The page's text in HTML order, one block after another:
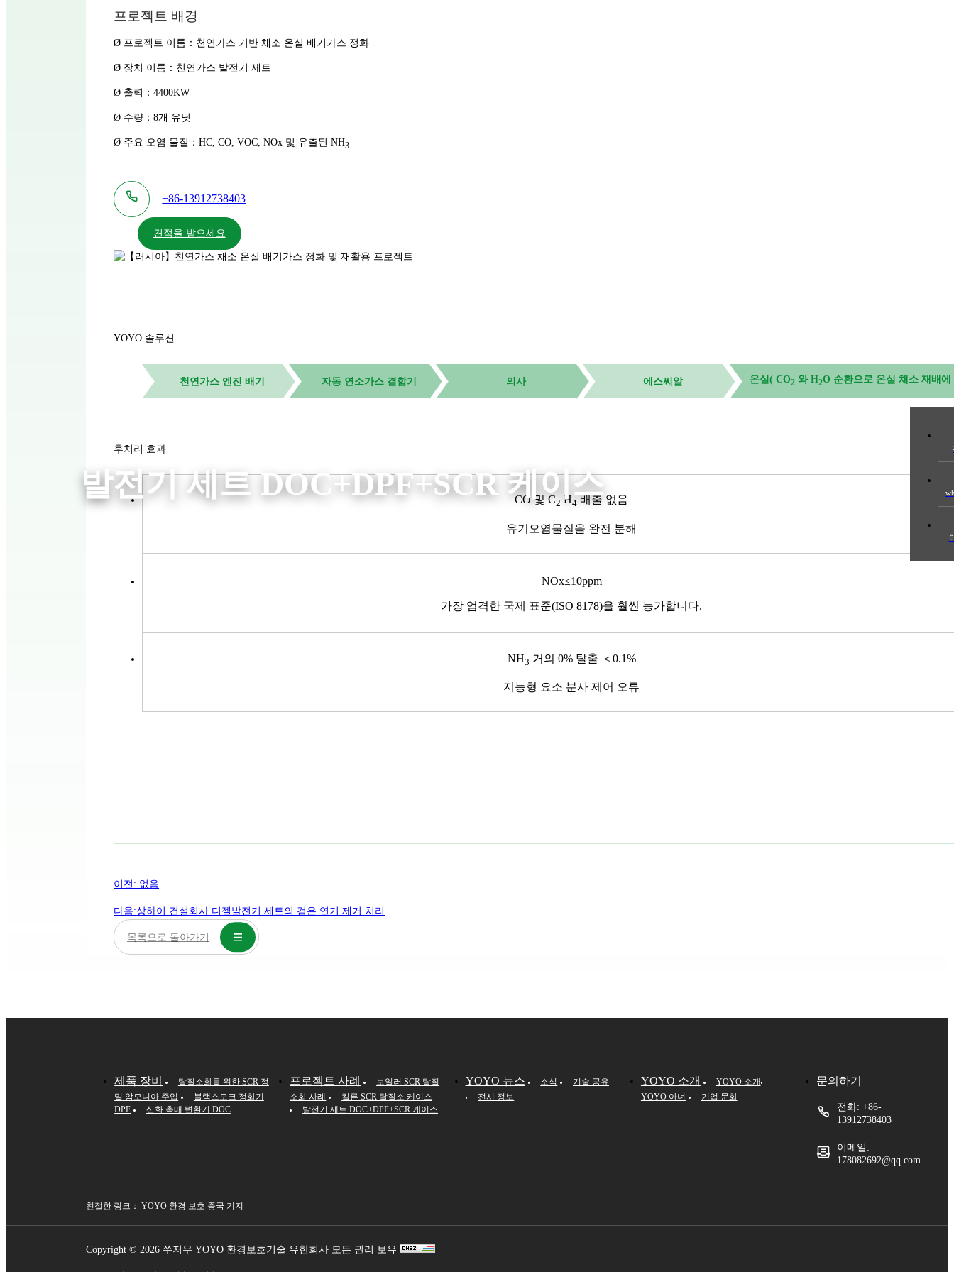
발전기 세트 DOC+DPF+SCR 케이스
프로젝트 배경
Ø 프로젝트 이름：천연가스 기반 채소 온실 배기가스 정화
Ø 장치 이름：천연가스 발전기 세트
Ø 출력：4400KW
Ø 수량：8개 유닛
Ø 주요 오염 물질：HC, CO, VOC, NOx 및 유출된 NH3
+86-13912738403
견적을 받으세요
YOYO 솔루션
천연가스 엔진 배기 자동 연소가스 결합기 의사 에스씨알 온실( CO2와 H2O 순환으로 온실 채소 재배
후처리 효과
CO 및 C2 H4 배출 없음
유기오염물질을 완전 분해
NOx≤10ppm
가장 엄격한 국제 표준(ISO 8178)을 훨씬 능가합니다.
NH3 거의 0% 탈출 ＜0.1%
지능형 요소 분사 제어 오류
이전: 없음
다음:상하이 건설회사 디젤발전기 세트의 검은 연기 제거 처리
목록으로 돌아가기
제품 장비
탈질소화를 위한 SCR 정
밀 암모니아 주입
블랙스모크 정화기
DPF
산화 촉매 변환기 DOC
프로젝트 사례
보일러 SCR 탈질
소화 사례
킬른 SCR 탈질소 케이스
발전기 세트 DOC+DPF+SCR 케이스
YOYO 뉴스 소식
기술 공유
전시 정보
YOYO 소개
YOYO 소개
YOYO 아너
기업 문화
문의하기
전화: +86-
13912738403
이메일:
178082692@qq.com
친절한 링크： YOYO 환경 보호 중국 기지
Copyright © 2026 쑤저우 YOYO 환경보호기술 유한회사 모든 권리 보유